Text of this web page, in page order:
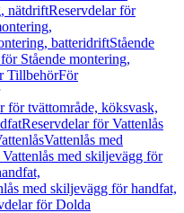
nätdriftReservdelar för
batteridriftStående
Stående montering,
TillbehörFör
för tvättområde, köksvask,
Reservdelar för Vattenlås
Vattenlås med
med skiljevägg för
med skiljevägg för handfat,
för Dolda